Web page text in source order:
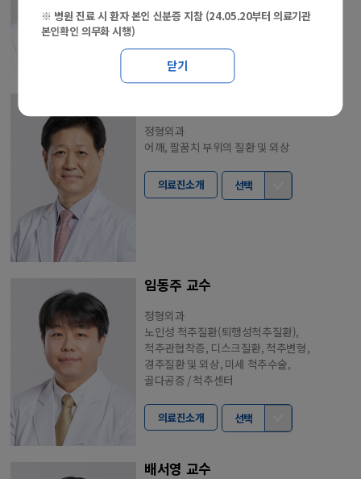
※ 병원 진료 시 환자 본인 신분증 지참 (24.05.20부터 의료기관
본인확인 의무화 시행)
닫기
정형외과
어깨, 팔꿈치 부위의 질환 및 외상
의료진소개 선택
임동주 교수
정형외과
노인성 척추질환(퇴행성척추질환),
척추관협착증, 디스크질환, 척추변형,
경추질환 및 외상, 미세 척추수술,
골다공증 / 척추센터
의료진소개 선택
배서영 교수